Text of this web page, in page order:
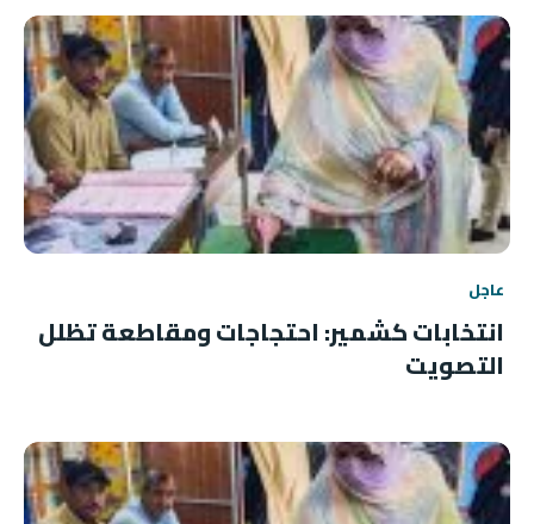
عاجل
انتخابات كشمير: احتجاجات ومقاطعة تظلل
التصويت